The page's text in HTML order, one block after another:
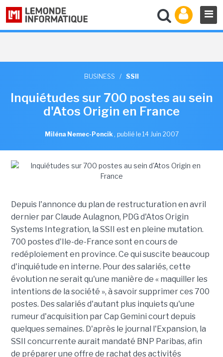
BUSINESS / SSII
Inquiétudes sur 700 postes au sein
d'Atos Origin en France
Miléna Nemec-Poncik , publié le 14 Juin 2007
Depuis l'annonce du plan de restructuration en avril
dernier par Claude Aulagnon, PDG d'Atos Origin
Systems Integration, la SSII est en pleine mutation.
700 postes d'Ile-de-France sont en cours de
redéploiement en province. Ce qui suscite beaucoup
d'inquiétude en interne. Pour des salariés, cette
évolution ne serait qu'une manière de « maquiller les
intentions de la société », à savoir supprimer ces 700
postes. Des salariés d'autant plus inquiets qu'une
rumeur d'acquisition par Cap Gemini court depuis
quelques semaines. D'après le journal l'Expansion, la
SSII concurrente aurait mandaté BNP Paribas, afin
de préparer une offre de rachat des activités